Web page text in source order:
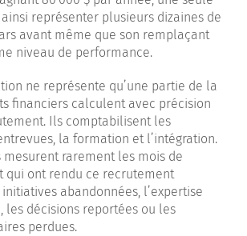
représenter plusieurs dizaines de
avant même que son remplaçant
niveau de performance.
ne représente qu’une partie de la
financiers calculent avec précision
Ils comptabilisent les
la formation et l’intégration.
mesurent rarement les mois de
qui ont rendu ce recrutement
abandonnées, l’expertise
les décisions reportées ou les
perdues.